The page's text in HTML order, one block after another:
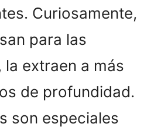
Curiosamente,
para las
extraen a más
de profundidad.
son especiales